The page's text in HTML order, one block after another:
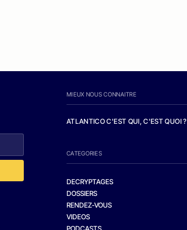
MIEUX NOUS CONNAITRE
ATLANTICO C'EST QUI, C'EST QUOI ?
CATEGORIES
DECRYPTAGES
DOSSIERS
RENDEZ-VOUS
VIDEOS
PODCASTS